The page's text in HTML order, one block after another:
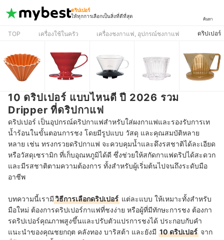
ดริปเปอร์
ให้ทุกการเลือกเป็นสิ่งที่ดีที่สุด
ค้นหา
TOP เครื่องใช้ในครัว เครื่องชงกาแฟ, อุปกรณ์ชงกาแฟ ดริปเปอร์
10 ดริปเปอร์ แบบไหนดี ปี 2026 รวม
Dripper ที่ดริปกาแฟ
ดริปเปอร์ เป็นอุปกรณ์ดริปกาแฟสำหรับใส่ผงกาแฟและรองรับการเท
น้ำร้อนในขั้นตอนการชง โดยมีรูปแบบ วัสดุ และคุณสมบัติหลาย
หลาย เช่น ทรงกรวยดริปกาแฟ จะควบคุมน้ำและดึงรสชาติได้ละเอียด
หรือวัสดุเซรามิก ที่เก็บอุณหภูมิได้ดี ซึ่งช่วยให้สกัดกาแฟดริปได้สะดวก
และมีรสชาติตามความต้องการ ทั้งสำหรับผู้เริ่มต้นไปจนถึงระดับมือ
อาชีพ
บทความนี้เรามีวิธีการเลือกดริปเปอร์ แต่ละแบบ ให้เหมาะทั้งสำหรับ
มือใหม่ ต้องการดริปเปอร์กาแฟที่ชงง่าย หรือผู้ที่มีทักษะการชง ต้องกา
รดริปเปอร์คุณภาพสูงขึ้นและปรับตัวแปรการชงได้ ประกอบกับคำ
แนะนำของคุณชยกฤต คลังทอง บาริสต้า และยังมี 10 ดริปเปอร์ จาก